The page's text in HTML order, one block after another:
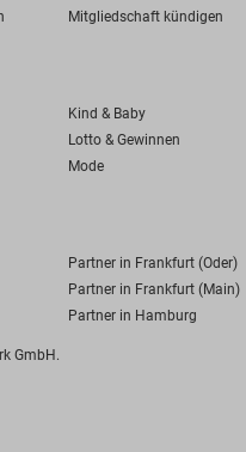
Mitgliedschaft kündigen
Kind & Baby
Lotto & Gewinnen
Mode
Partner in Frankfurt (Oder)
Partner in Frankfurt (Main)
Partner in Hamburg
GmbH.